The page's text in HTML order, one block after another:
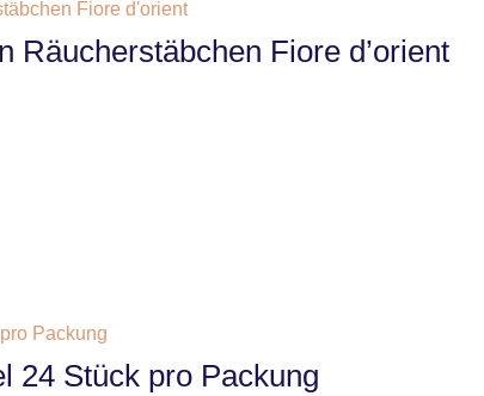
Räucherstäbchen Fiore d’orient
24 Stück pro Packung